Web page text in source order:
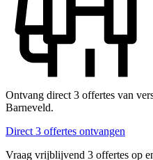
Ontvang direct 3 offertes van
Barneveld.
Direct 3 offertes ontvangen
Vraag vrijblijvend 3 offertes op